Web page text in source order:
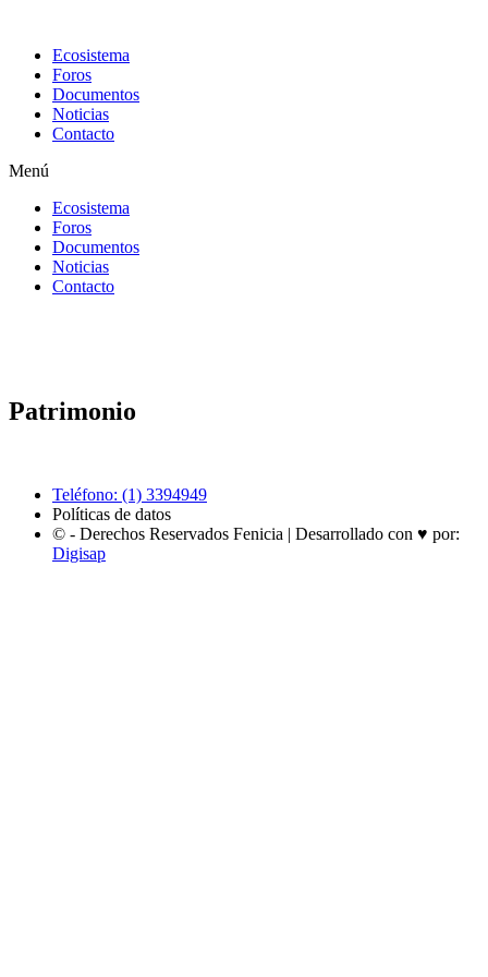
Ecosistema
Foros
Documentos
Noticias
Contacto
Menú
Ecosistema
Foros
Documentos
Noticias
Contacto
Patrimonio
Teléfono: (1) 3394949
Políticas de datos
© - Derechos Reservados Fenicia | Desarrollado con ♥ por:
Digisap